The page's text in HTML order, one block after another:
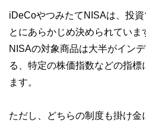
iDeCoやつみたてNISAは、投
とにあらかじめ決められていま
NISAの対象商品は大半がイン
る、特定の株価指数などの指
ます。
ただし、どちらの制度も掛け金